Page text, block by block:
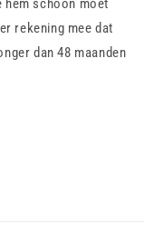
hem schoon moet
rekening mee dat
dan 48 maanden